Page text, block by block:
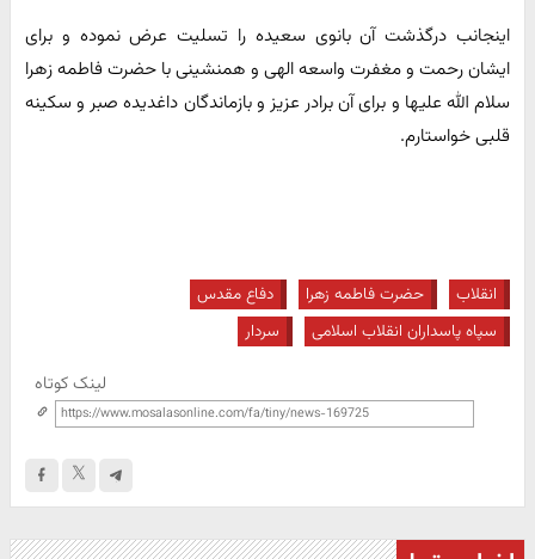
اینجانب درگذشت آن بانوی سعیده را تسلیت عرض نموده و برای
ایشان رحمت و مغفرت واسعه الهی و همنشینی با حضرت فاطمه زهرا
سلام الله علیها و برای آن برادر عزیز و بازماندگان داغدیده صبر و سکینه
قلبی خواستارم.
انقلاب حضرت فاطمه زهرا
دفاع مقدس
سپاه پاسداران انقلاب اسلامی
سردار
لینک کوتاه